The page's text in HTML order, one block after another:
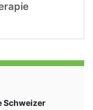
Schweizer